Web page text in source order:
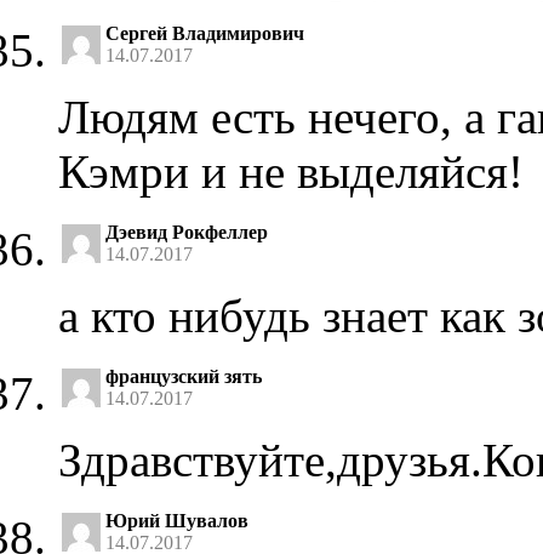
Cергей Владимирович
14.07.2017
Людям есть нечего, а
Кэмри и не выделяйся!
Дэевид Рокфеллер
14.07.2017
а кто нибудь знает как
французский зять
14.07.2017
Юрий Шувалов
14.07.2017